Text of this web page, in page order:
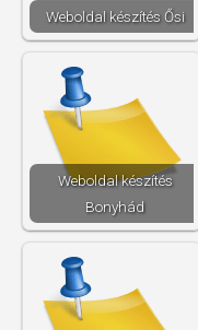
Weboldal készítés​ Ősi
Weboldal készítés​
Bonyhád